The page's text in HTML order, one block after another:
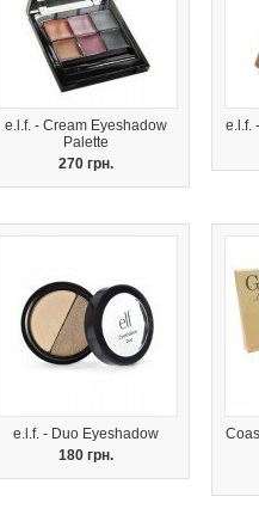
e.l.f. - Cream Eyeshadow
Palette
270 грн.
e.l.f.
e.l.f. - Duo Eyeshadow
180 грн.